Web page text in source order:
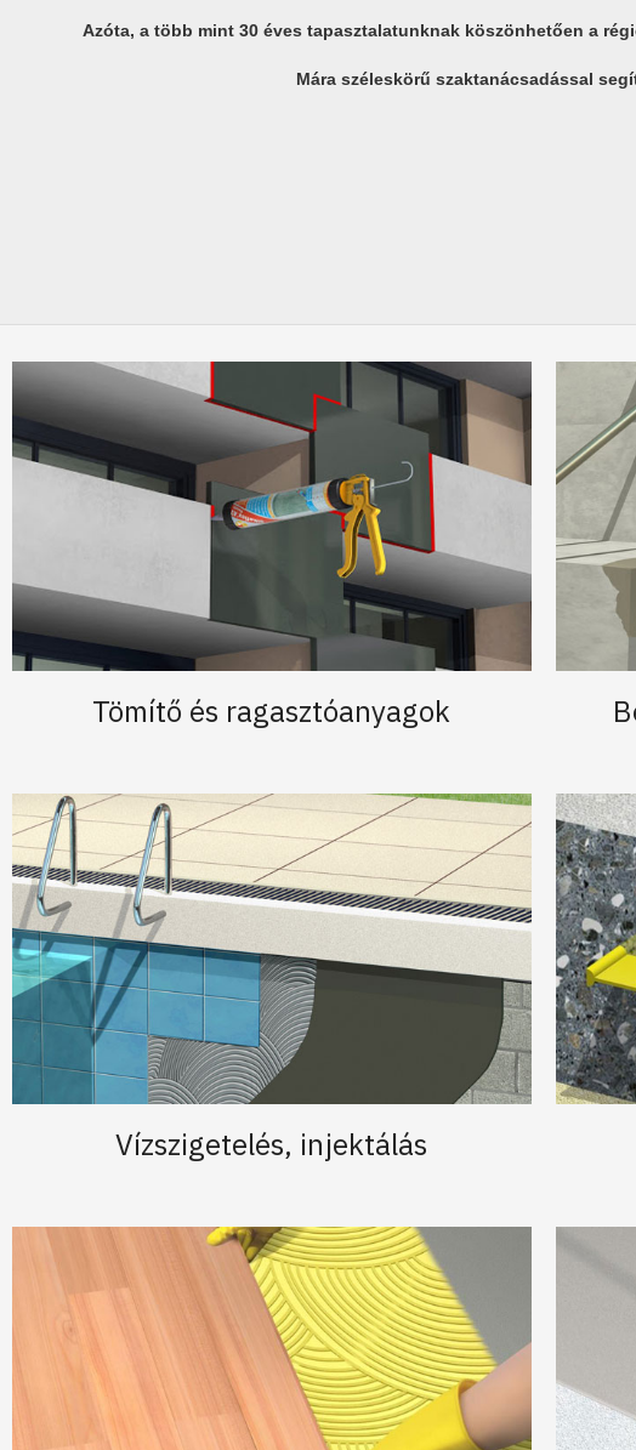
Azóta, a több mint 30 éves tapasztalatunknak köszönhetően a
Mára széleskörű szaktanácsadással
Tömítő és ragasztóanyagok
Vízszigetelés, injektálás